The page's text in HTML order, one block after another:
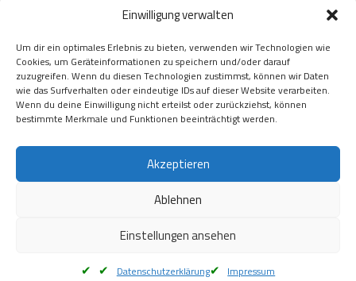
Einwilligung verwalten
Um dir ein optimales Erlebnis zu bieten, verwenden wir Technologien wie
Cookies, um Geräteinformationen zu speichern und/oder darauf
zuzugreifen. Wenn du diesen Technologien zustimmst, können wir Daten
wie das Surfverhalten oder eindeutige IDs auf dieser Website verarbeiten.
Wenn du deine Einwilligung nicht erteilst oder zurückziehst, können
bestimmte Merkmale und Funktionen beeinträchtigt werden.
Akzeptieren
Ablehnen
Einstellungen ansehen
Datenschutzerklärung Impressum
Kauf auf Rechung
Klarna
American Express